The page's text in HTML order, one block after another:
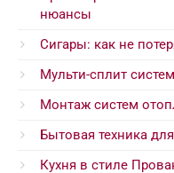
нюансы
Сигары: как не
Мульти-сплит
Монтаж систем
Бытовая техника
Кухня в стиле